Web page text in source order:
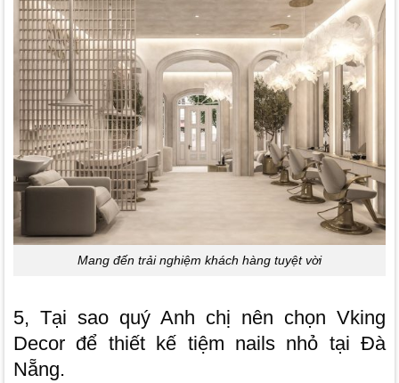
Mang đến trải nghiệm khách hàng tuyệt vời
5, Tại sao quý Anh chị nên chọn Vking
Decor để thiết kế tiệm nails nhỏ tại Đà
Nẵng.